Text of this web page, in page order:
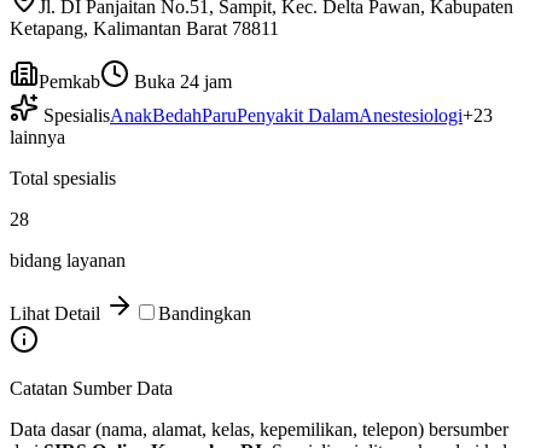
Jl. DI Panjaitan No.51, Sampit, Kec. Delta Pawan, Kabupaten
Ketapang, Kalimantan Barat 78811
Pemkab
Buka 24 jam
SpesialisAnakBedahParuPenyakit DalamAnestesiologi+23
lainnya
Total spesialis
28
bidang layanan
Lihat Detail Bandingkan
Catatan Sumber Data
Data dasar (nama, alamat, kelas, kepemilikan, telepon) bersumber